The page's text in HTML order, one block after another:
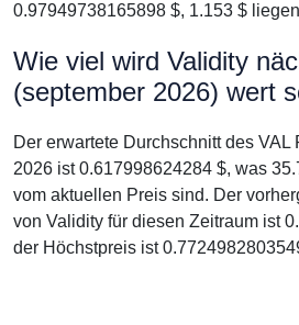
0.97949738165898 $, 1.153 $
Wie viel wird Validity
(september 2026) wert
Der erwartete Durchschnitt des VAL
2026 ist 0.617998624284 $, was
vom aktuellen Preis sind. Der
von Validity für diesen Zeitraum ist
der Höchstpreis ist